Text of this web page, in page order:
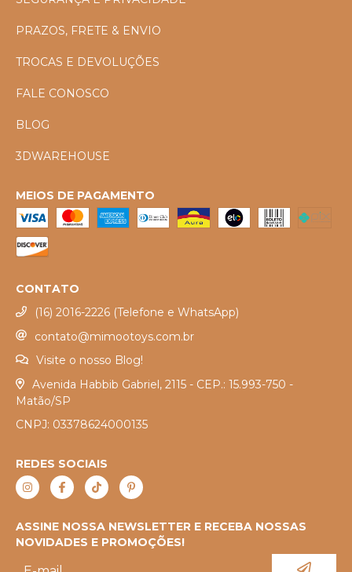
PRAZOS, FRETE & ENVIO
TROCAS E DEVOLUÇÕES
FALE CONOSCO
BLOG
3DWAREHOUSE
MEIOS DE PAGAMENTO
CONTATO
(16) 2016-2226 (Telefone e WhatsApp)
contato@mimootoys.com.br
Visite o nosso Blog!
Avenida Habbib Gabriel, 2115 - CEP.: 15.993-750 -
Matão/SP
CNPJ: 03378624000135
REDES SOCIAIS
ASSINE NOSSA NEWSLETTER E RECEBA NOSSAS
NOVIDADES E PROMOÇÕES!